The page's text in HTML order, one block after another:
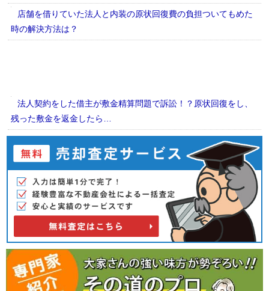
店舗を借りていた法人と内装の原状回復費の負担ついてもめた
時の解決方法は？
法人契約をした借主が敷金精算問題で訴訟！？原状回復をし、
残った敷金を返金したら…